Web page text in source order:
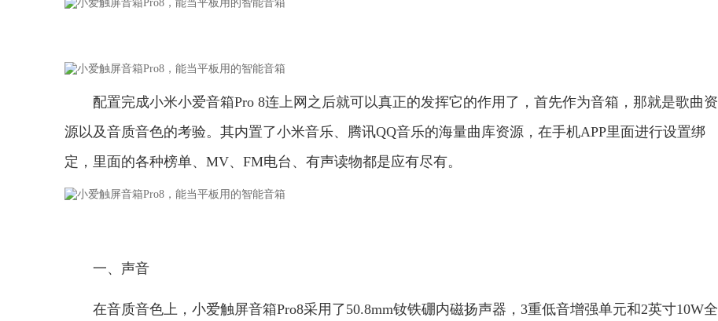
配置完成小米小爱音箱Pro 8连上网之后就可以真正的发挥它的作用了，首先作为音箱，那就是歌曲资
源以及音质音色的考验。其内置了小米音乐、腾讯QQ音乐的海量曲库资源，在手机APP里面进行设置绑
定，里面的各种榜单、MV、FM电台、有声读物都是应有尽有。
一、声音
在音质音色上，小爱触屏音箱Pro8采用了50.8mm钕铁硼内磁扬声器，3重低音增强单元和2英寸10W全